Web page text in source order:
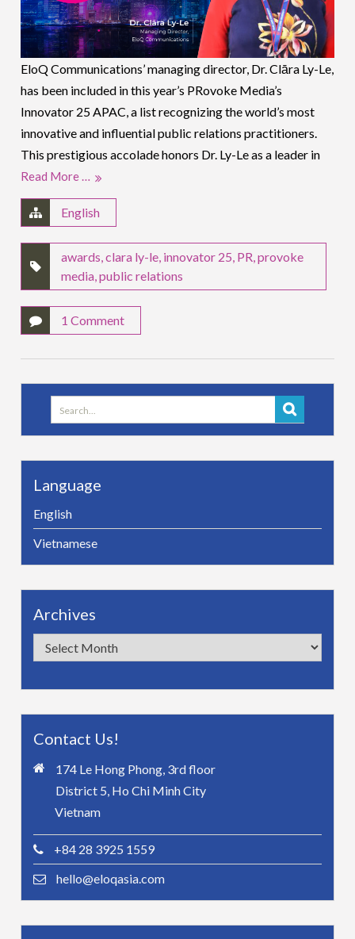
EloQ Communications’ managing director, Dr. Clāra Ly-Le,
has been included in this year’s PRovoke Media’s
Innovator 25 APAC, a list recognizing the world’s most
innovative and influential public relations practitioners.
This prestigious accolade honors Dr. Ly-Le as a leader in
Read More …
English
awards ,clara ly-le innovator 25 PR ,provoke
media ,public relations
1 Comment
Search
for:
Language
English
Vietnamese
Archives
Archives
Contact Us!
174 Le Hong Phong, 3rd floor
District 5, Ho Chi Minh City
Vietnam
+84 28 3925 1559
hello@eloqasia.com